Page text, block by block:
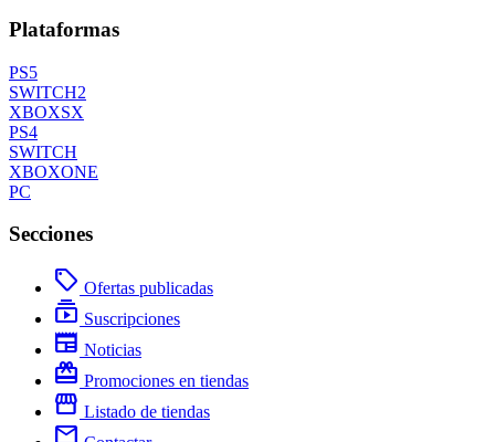
Plataformas
PS5
SWITCH2
XBOXSX
PS4
SWITCH
XBOXONE
PC
Secciones
local_offer Ofertas publicadas
subscriptions Suscripciones
newspaper Noticias
redeem Promociones en tiendas
storefront Listado de tiendas
mail